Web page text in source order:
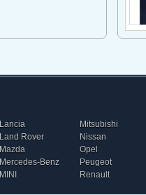
Lancia
Land Rover
Mazda
Mercedes-Benz
MINI
Mitsubishi
Nissan
Opel
Peugeot
Renault